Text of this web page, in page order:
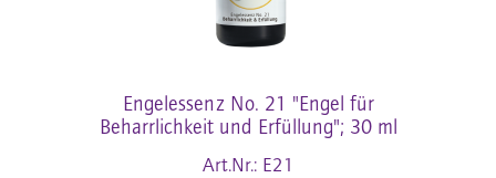
Engelessenz No. 21 "Engel für
Beharrlichkeit und Erfüllung"; 30 ml
Art.Nr.: E21